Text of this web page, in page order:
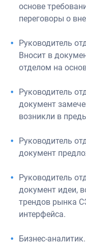
основе
переговоры о
Руководитель
Вносит в
отделом на
Руководитель
документ
возникли в
Руководитель
документ
Руководитель
документ идеи,
трендов рынка
интерфейса.
Бизнес-